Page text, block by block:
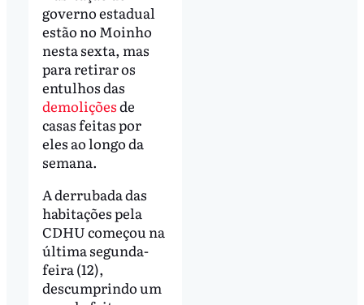
governo estadual
estão no Moinho
nesta sexta, mas
para retirar os
entulhos das
demoliçõesde
casas feitas por
eles ao longo da
semana.
A derrubada das
habitações pela
CDHU começou na
última segunda-
feira (12),
descumprindo um